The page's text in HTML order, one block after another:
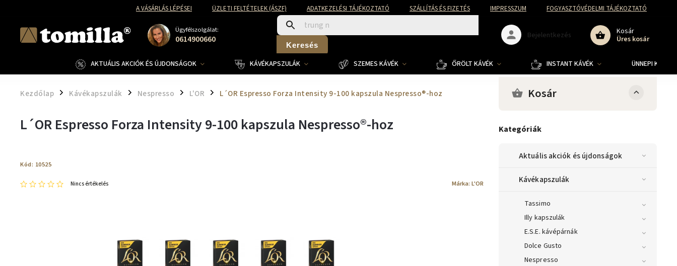
A VÁSÁRLÁS LÉPÉSEI ÜZLETI FELTÉTELEK (ÁSZF) ADATKEZELÉSI TÁJÉKOZTATÓ SZÁLLÍTÁS ÉS FIZETÉS IMPRESSZUM FOGYASZTÓVÉDELMI TÁJÉKOZTATÓ
Ügyfélszolgálat:
0614900660 Keresés
Kosár
Üres kosár
Bejelentkezés
AKTUÁLIS AKCIÓK ÉS ÚJDONSÁGOK KÁVÉKAPSZULÁK SZEMES KÁVÉK ŐRÖLT KÁVÉK INSTANT KÁVÉK ÜNNEPI
Kezdőlap / Kávékapszulák / Nespresso / L'OR / L´OR Espresso Forza Intensity 9-100 kapszula Nespresso®-hoz Kosár
Kategóriák
Aktuális akciók és újdonságok
Kávékapszulák
Tassimo
Illy kapszulák
E.S.E. kávépárnák
Dolce Gusto
Nespresso
L´OR Espresso Forza Intensity 9-100 kapszula Nespresso®-hoz
Kód: 10525
Nincs értékelés Márka: L'OR